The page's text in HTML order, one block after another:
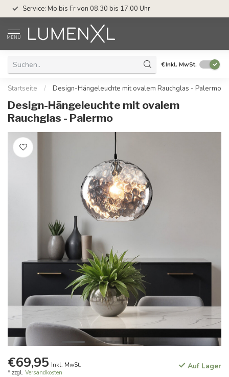
Service: Mo bis Fr von 08.30 bis 17.00 Uhr
MENU
€Inkl. MwSt.
Startseite / Design-Hängeleuchte mit ovalem Rauchglas - Palermo
Design-Hängeleuchte mit ovalem
Rauchglas - Palermo
€69,95 Inkl. MwSt.
* zzgl. Versandkosten
Auf Lager